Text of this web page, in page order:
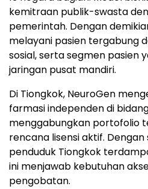
kemitraan publik-swasta
pemerintah. Dengan
melayani pasien tergabung
sosial, serta segmen pasien
jaringan pusat mandiri.
Di Tiongkok, NeuroGen
farmasi independen di
menggabungkan portofolio
rencana lisensi aktif.
penduduk Tiongkok
ini menjawab kebutuhan
pengobatan.